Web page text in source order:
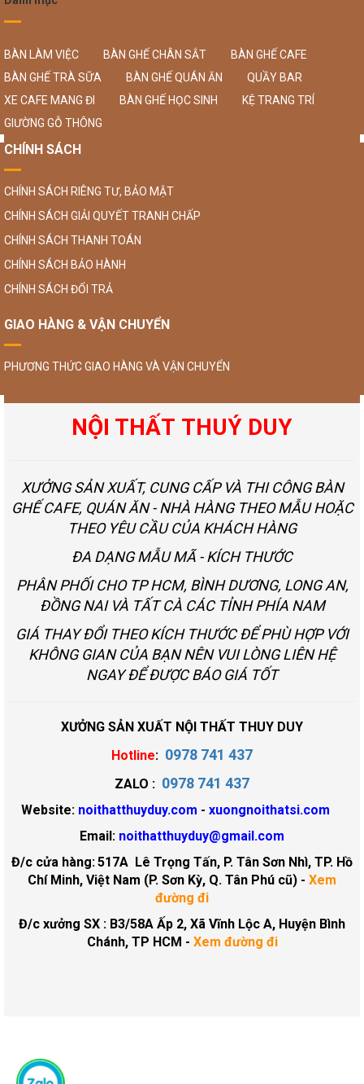
BÀN LÀM VIỆC BÀN GHẾ CHÂN SẮT
BÀN GHẾ CAFE
BÀN GHẾ TRÀ SỮA
BÀN GHẾ QUÁN ĂN
QUẦY BAR
XE CAFE MANG ĐI
BÀN GHẾ HỌC SINH
KỆ TRANG TRÍ
GIƯỜNG GỖ THÔNG
CHÍNH SÁCH
CHÍNH SÁCH RIÊNG TƯ, BẢO MẬT
CHÍNH SÁCH GIẢI QUYẾT TRANH CHẤP
CHÍNH SÁCH THANH TOÁN
CHÍNH SÁCH BẢO HÀNH
CHÍNH SÁCH ĐỔI TRẢ
GIAO HÀNG & VẬN CHUYỂN
PHƯƠNG THỨC GIAO HÀNG VÀ VẬN CHUYỂN
NỘI THẤT THUÝ DUY
XƯỞNG SẢN XUẤT, CUNG CẤP VÀ THI CÔNG BÀN
GHẾ CAFE, QUÁN ĂN - NHÀ HÀNG THEO MẪU HOẶC
THEO YÊU CẦU CỦA KHÁCH HÀNG
ĐA DẠNG MẪU MÃ - KÍCH THƯỚC
PHÂN PHỐI CHO TP HCM, BÌNH DƯƠNG, LONG AN,
ĐỒNG NAI VÀ TẤT CÀ CÁC TỈNH PHÍA NAM
GIÁ THAY ĐỔI THEO KÍCH THƯỚC ĐỂ PHÙ HỢP VỚI
KHÔNG GIAN CỦA BẠN NÊN VUI LÒNG LIÊN HỆ
NGAY ĐỂ ĐƯỢC BÁO GIÁ TỐT
XƯỞNG SẢN XUẤT NỘI THẤT THUY DUY
Hotline: 0978 741 437
ZALO : 0978 741 437
Website: noithatthuyduy.com - xuongnoithatsi.com
Email: noithatthuyduy@gmail.com
Đ/c cửa hàng:517A Lê Trọng Tấn, P. Tân Sơn Nhì, TP. Hồ
Chí Minh, Việt Nam (P. Sơn Kỳ, Q. Tân Phú cũ) - Xem
đường đi
Đ/c xưởng SX : B3/58A Ấp 2, Xã Vĩnh Lộc A, Huyện Bình
Chánh, TP HCM - Xem đường đi